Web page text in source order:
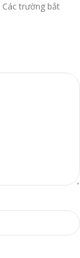
Các trường bắt